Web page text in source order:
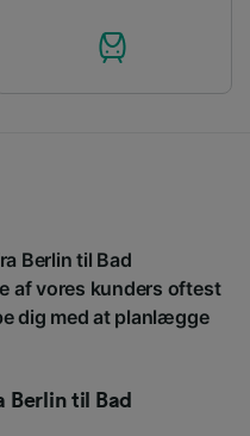
Berlin til Bad
af vores kunders oftest
dig med at planlægge
Berlin til Bad